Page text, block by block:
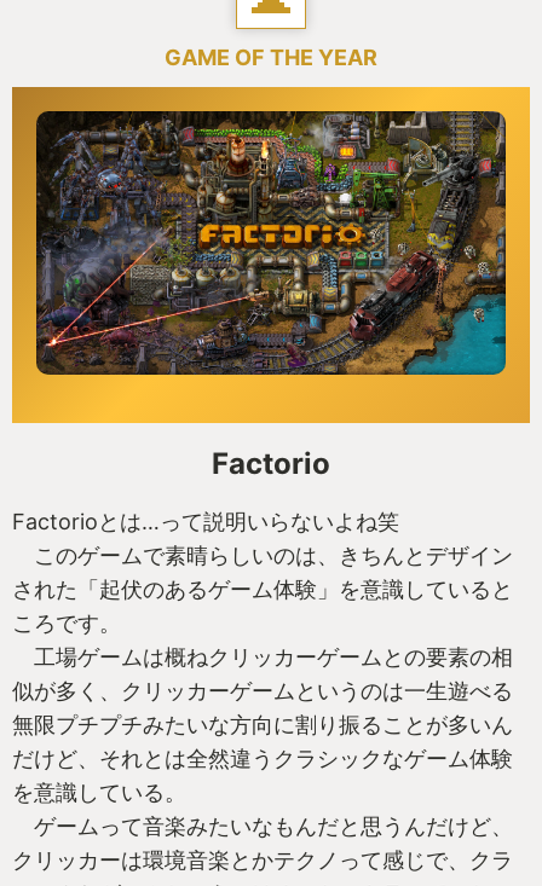
GAME OF THE YEAR
Factorio
Factorioとは…って説明いらないよね笑
このゲームで素晴らしいのは、きちんとデザイン
された「起伏のあるゲーム体験」を意識していると
ころです。
工場ゲームは概ねクリッカーゲームとの要素の相
似が多く、クリッカーゲームというのは一生遊べる
無限プチプチみたいな方向に割り振ることが多いん
だけど、それとは全然違うクラシックなゲーム体験
を意識している。
ゲームって音楽みたいなもんだと思うんだけど、
クリッカーは環境音楽とかテクノって感じで、クラ